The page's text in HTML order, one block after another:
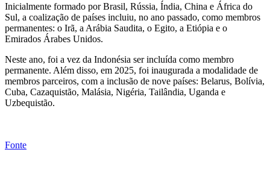
Inicialmente formado por Brasil, Rússia, Índia, China e África do
Sul, a coalização de países incluiu, no ano passado, como membros
permanentes: o Irã, a Arábia Saudita, o Egito, a Etiópia e o
Emirados Árabes Unidos.
Neste ano, foi a vez da Indonésia ser incluída como membro
permanente. Além disso, em 2025, foi inaugurada a modalidade de
membros parceiros, com a inclusão de nove países: Belarus, Bolívia,
Cuba, Cazaquistão, Malásia, Nigéria, Tailândia, Uganda e
Uzbequistão.
Fonte